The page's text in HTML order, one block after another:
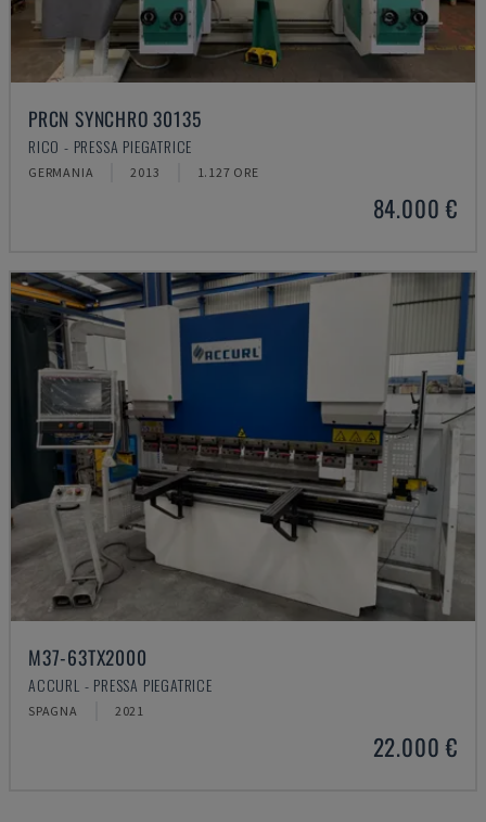
PRCN SYNCHRO 30135
RICO - PRESSA PIEGATRICE
GERMANIA 2013 1.127 ORE
84.000 €
M37-63TX2000
ACCURL - PRESSA PIEGATRICE
SPAGNA 2021
22.000 €